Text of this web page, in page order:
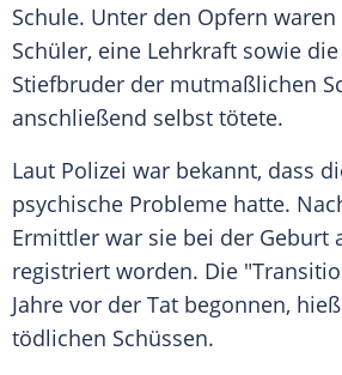
Schule. Unter den Opfern
Schüler, eine Lehrkraft sowie
Stiefbruder der mutmaßlichen
anschließend selbst tötete.
Laut Polizei war bekannt, dass
psychische Probleme hatte.
Ermittler war sie bei der Geburt
registriert worden. Die
Jahre vor der Tat begonnen,
tödlichen Schüssen.